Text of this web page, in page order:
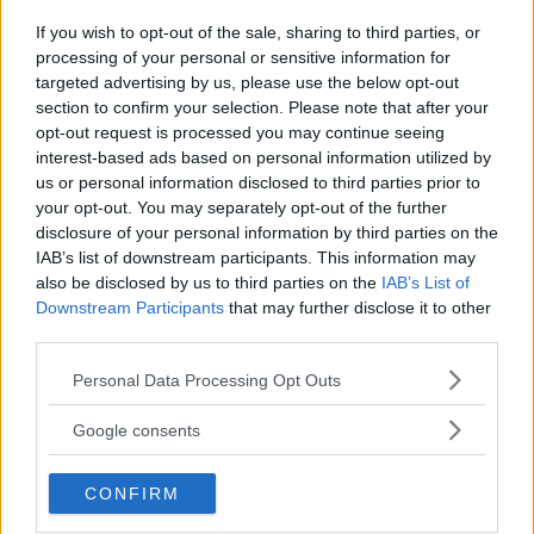
If you wish to opt-out of the sale, sharing to third parties, or
processing of your personal or sensitive information for
targeted advertising by us, please use the below opt-out
section to confirm your selection. Please note that after your
opt-out request is processed you may continue seeing
interest-based ads based on personal information utilized by
us or personal information disclosed to third parties prior to
your opt-out. You may separately opt-out of the further
disclosure of your personal information by third parties on the
IAB’s list of downstream participants. This information may
also be disclosed by us to third parties on the IAB’s List of
Downstream Participants that may further disclose it to other
Please note that this website/app uses one or more Google
not limited to your visit or usage behaviour. You may click to
use your data for below specified purposes in below Google
consent section.
Personal Data Processing Opt Outs
Google consents
CONFIRM
skickar hem folk, säger Håkan Samuelsson.
MISSA INTE KOMMANDE ARTIKLAR OM
VOLVO
Få vårt nyhetsbrev utan kostnad
Genom att anmäla dig godkänner du OK-förlagets
personuppgiftspolicy.